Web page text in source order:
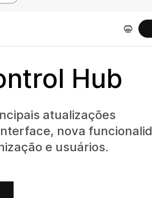
Hub
atualizações
nova
e usuários.